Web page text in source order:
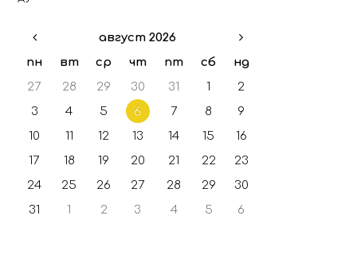
август 2026
пн
вт ср чт пт сб
нд
27
28 29 30 31 1
2
3
4 5 6 7 8
9
10
11 12 13 14 15
16
17
18 19 20 21 22
23
24
25 26 27 28 29
30
31
1 2 3 4 5 6